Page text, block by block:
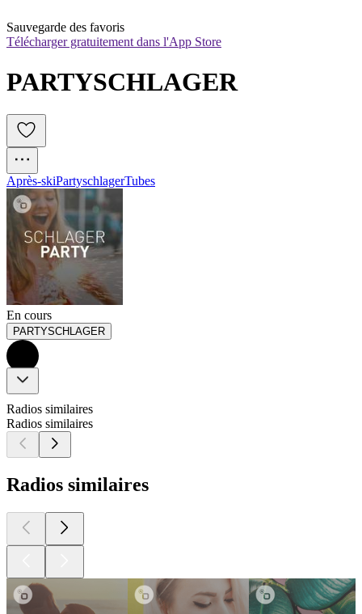
Sauvegarde des favoris
Télécharger gratuitement dans l'App Store
PARTYSCHLAGER
Après-skiPartyschlagerTubes
En cours
PARTYSCHLAGER
Radios similaires
Radios similaires
Radios similaires